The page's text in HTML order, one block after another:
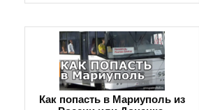
Как попасть в Мариуполь из